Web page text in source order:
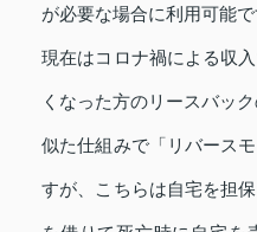
が必要な場合に利用可能で
現在はコロナ禍による収
くなった方のリースバッ
似た仕組みで「リバース
すが、こちらは自宅を担